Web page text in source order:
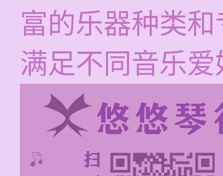
富的乐器种类
满足不同音乐